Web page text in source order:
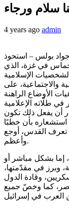
سلام ورجاء
4 years ago admin
بولس – استحوذ
في غزة، الذي
الإسلامية
والاجتماعية، على
الأوضاع الراهنة
طلّاته الإعلامية
أن يفعل ذلك تكون
استشعاره بأن خطبًا
تعرف القدس، أوجع
وأعظم.
إما بشكل مباشر أو
وبرز في مقدّمتها،
وقادة الدول
مصر، كما وخصّ جميع